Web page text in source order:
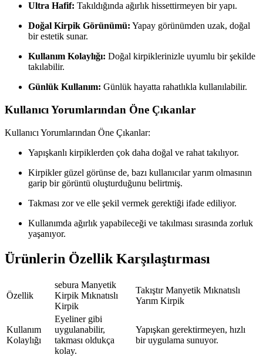
Ultra Hafif: Takıldığında ağırlık hissettirmeyen bir yapı.
Doğal Kirpik Görünümü: Yapay görünümden uzak, doğal
bir estetik sunar.
Kullanım Kolaylığı: Doğal kirpiklerinizle uyumlu bir şekilde
takılabilir.
Günlük Kullanım: Günlük hayatta rahatlıkla kullanılabilir.
Kullanıcı Yorumlarından Öne Çıkanlar
Kullanıcı Yorumlarından Öne Çıkanlar:
Yapışkanlı kirpiklerden çok daha doğal ve rahat takılıyor.
Kirpikler güzel görünse de, bazı kullanıcılar yarım olmasının
garip bir görüntü oluşturduğunu belirtmiş.
Takması zor ve elle şekil vermek gerektiği ifade ediliyor.
Kullanımda ağırlık yapabileceği ve takılması sırasında zorluk
yaşanıyor.
Ürünlerin Özellik Karşılaştırması
Özellik
sebura Manyetik
Kirpik Mıknatıslı
Kirpik
Takıştır Manyetik Mıknatıslı
Yarım Kirpik
Kullanım
Kolaylığı
Eyeliner gibi
uygulanabilir,
takması oldukça
kolay.
Yapışkan gerektirmeyen, hızlı
bir uygulama sunuyor.